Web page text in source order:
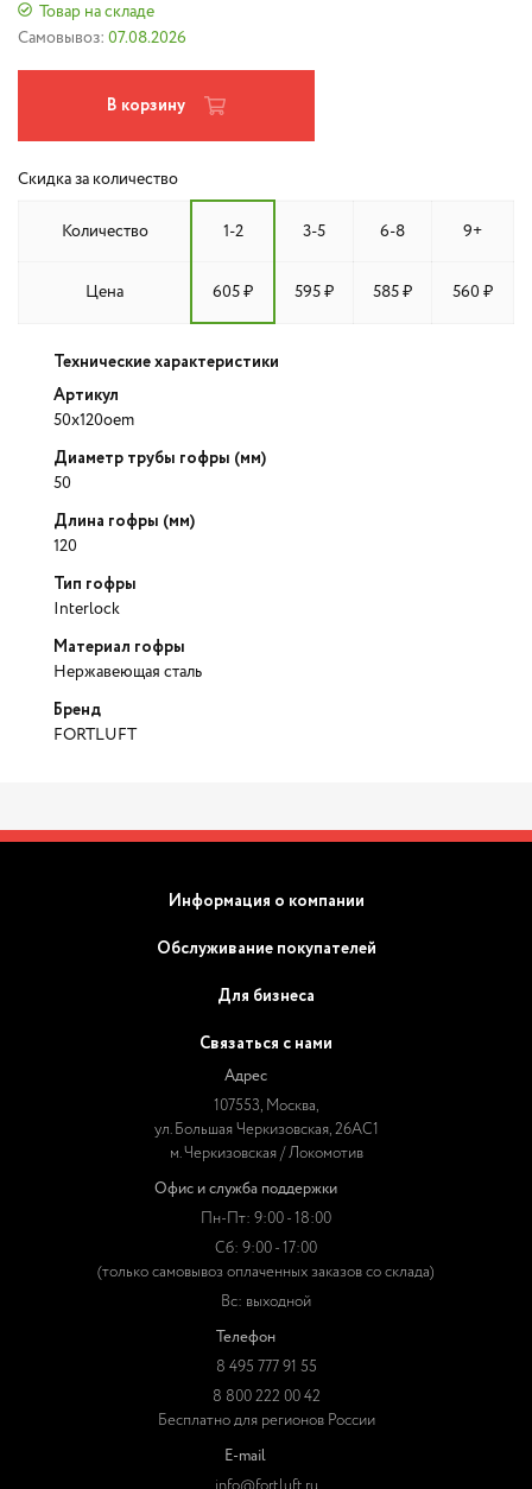
Товар на складе
Самовывоз: 07.08.2026
В корзину
Скидка за количество
Количество 1-2 3-5 6-8 9+
Цена 605 ₽ 595 ₽ 585 ₽ 560 ₽
Технические характеристики
Артикул
50x120oem
Диаметр трубы гофры (мм)
50
Длина гофры (мм)
120
Тип гофры
Interlock
Материал гофры
Нержавеющая сталь
Бренд
FORTLUFT
Информация о компании
Обслуживание покупателей
Для бизнеса
Связаться с нами
Адрес
107553, Москва,
ул. Большая Черкизовская, 26АС1
м. Черкизовская / Локомотив
Офис и служба поддержки
Пн-Пт: 9:00 - 18:00
Сб: 9:00 - 17:00
(только самовывоз оплаченных заказов со склада)
Вс: выходной
Телефон
8 495 777 91 55
8 800 222 00 42
Бесплатно для регионов России
E-mail